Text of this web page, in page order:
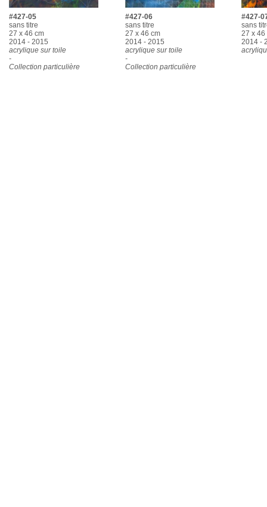
#427-05
sans titre
27 x 46 cm
2014 - 2015
acrylique sur toile
-
Collection particulière
#427-06
sans titre
27 x 46 cm
2014 - 2015
acrylique sur toile
-
Collection particulière
#427-
sans
27 x 46
2014 -